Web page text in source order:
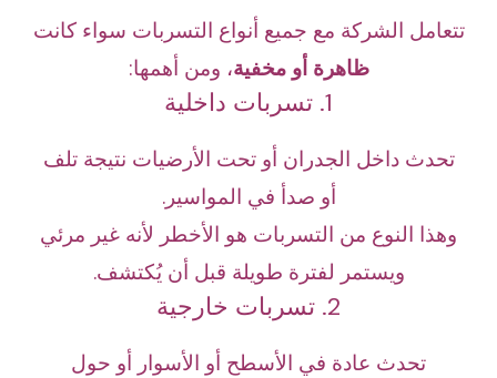
تتعامل الشركة مع جميع أنواع التسربات سواء كانت
ظاهرة أو مخفية، ومن أهمها:
1. تسربات داخلية
تحدث داخل الجدران أو تحت الأرضيات نتيجة تلف
أو صدأ في المواسير.
وهذا النوع من التسربات هو الأخطر لأنه غير مرئي
ويستمر لفترة طويلة قبل أن يُكتشف.
2. تسربات خارجية
تحدث عادة في الأسطح أو الأسوار أو حول